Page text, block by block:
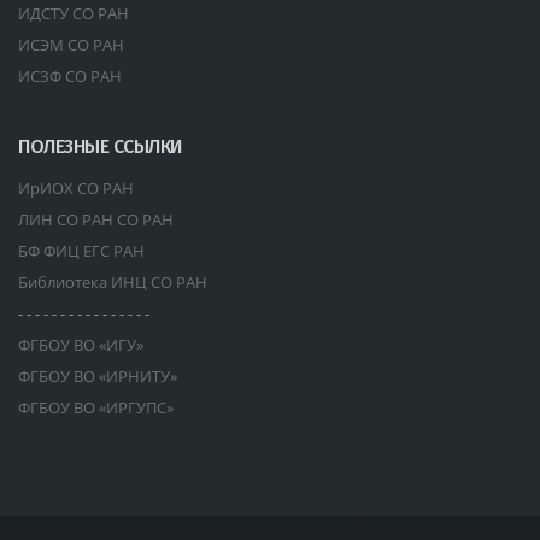
ИДСТУ СО РАН
ИСЭМ СО РАН
ИСЗФ СО РАН
ПОЛЕЗНЫЕ ССЫЛКИ
ИрИОХ СО РАН
ЛИН СО РАН СО РАН
БФ ФИЦ ЕГС РАН
Библиотека ИНЦ СО РАН
- - - - - - - - - - - - - - - -
ФГБОУ ВО «ИГУ»
ФГБОУ ВО «ИРНИТУ»
ФГБОУ ВО «ИРГУПС»